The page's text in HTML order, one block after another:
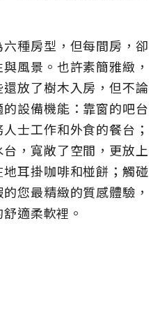
種房型，但每間房，卻
風景。也許素簡雅緻，
放了樹木入房，但不論
設備機能：靠窗的吧台
士工作和外食的餐台；
，寬敞了空間，更放上
地耳掛咖啡和椪餅；觸碰
您最精緻的質感體驗，
適柔軟裡。